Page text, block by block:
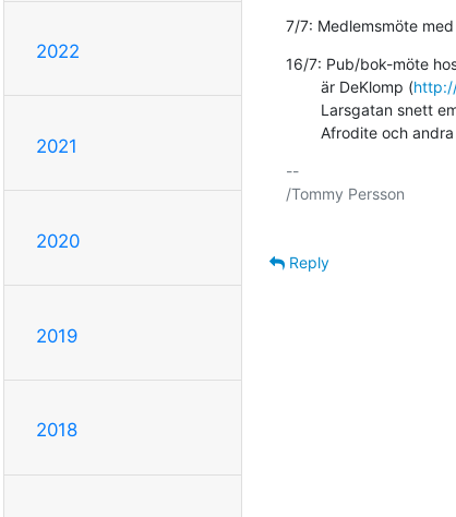
2022
2021
2020
2019
2018
7/7: Medlemsmöte
16/7: Pub/bok-möte
        är DeKlomp (
Afrodite och
--
/Tommy Persson
Reply